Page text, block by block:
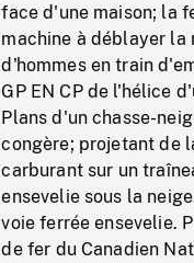
face d'une maison; la
machine à déblayer la
d'hommes en train
GP EN CP de l'hélice
Plans d'un chasse-
congère; projetant de
carburant sur un
ensevelie sous la
voie ferrée ensevelie.
de fer du Canadien